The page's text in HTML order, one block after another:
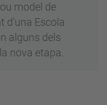
model de
d'una Escola
alguns dels
nova etapa.